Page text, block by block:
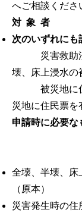
へご相談くださ
対 象 者
次のいずれにも
災害救助法
壊、床上浸水の
被災地に住
災地に住民票
申請
全壊、半壊、床
（原本）
災害発生時の住